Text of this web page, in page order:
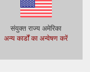
संयुक्त राज्य अमेरिका
अन्य कार्डों का अन्वेषण करें